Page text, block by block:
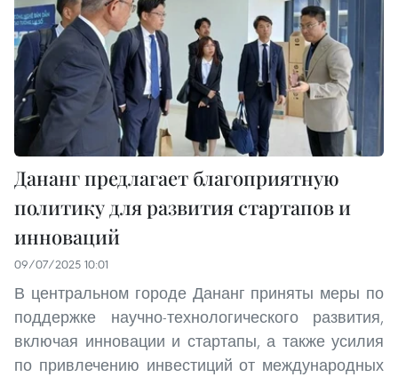
Дананг предлагает благоприятную
политику для развития стартапов и
инноваций
09/07/2025 10:01
В центральном городе Дананг приняты меры по
поддержке научно-технологического развития,
включая инновации и стартапы, а также усилия
по привлечению инвестиций от международных